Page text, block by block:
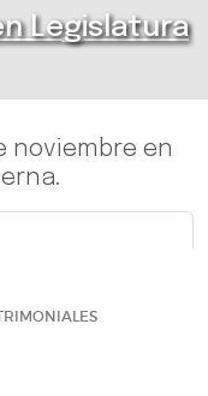
Legislatura
noviembre en